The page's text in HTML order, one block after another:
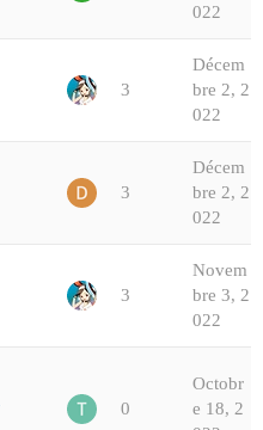
022
3
Décem
bre 2, 2
022
3
Décem
bre 2, 2
022
3
Novem
bre 3, 2
022
0
Octobr
e 18, 2